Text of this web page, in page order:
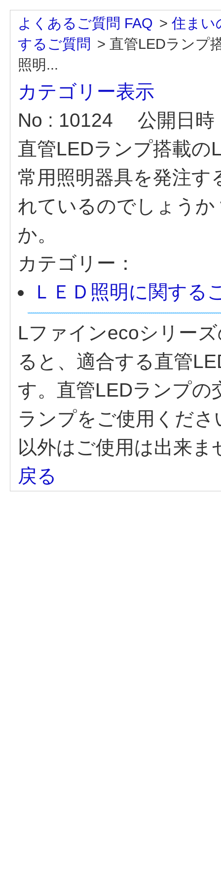
よくあるご質問 FAQ > 住まい
するご質問 > 直管LEDランプ
照明...
カテゴリー表示
No : 10124
公開日
直管LEDランプ搭載
常用照明器具を発注す
れているのでしょう
か。
カテゴリー：
ＬＥＤ照明に関する
Lファインecoシリー
ると、適合する直管
す。直管LEDランプの
ランプをご使用くだ
以外はご使用は出来
戻る